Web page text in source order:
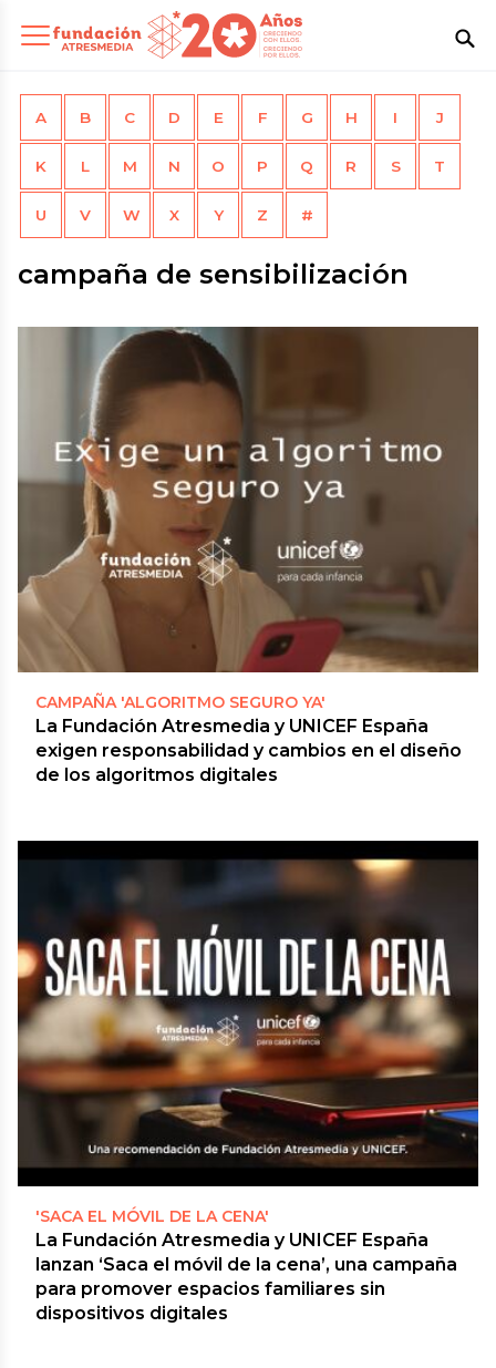
A B C D E F G H I J
K L M N O P Q R S T
U V W X Y Z #
campaña de sensibilización
CAMPAÑA 'ALGORITMO SEGURO YA'
La Fundación Atresmedia y UNICEF España
exigen responsabilidad y cambios en el diseño
de los algoritmos digitales
'SACA EL MÓVIL DE LA CENA'
La Fundación Atresmedia y UNICEF España
lanzan ‘Saca el móvil de la cena’, una campaña
para promover espacios familiares sin
dispositivos digitales